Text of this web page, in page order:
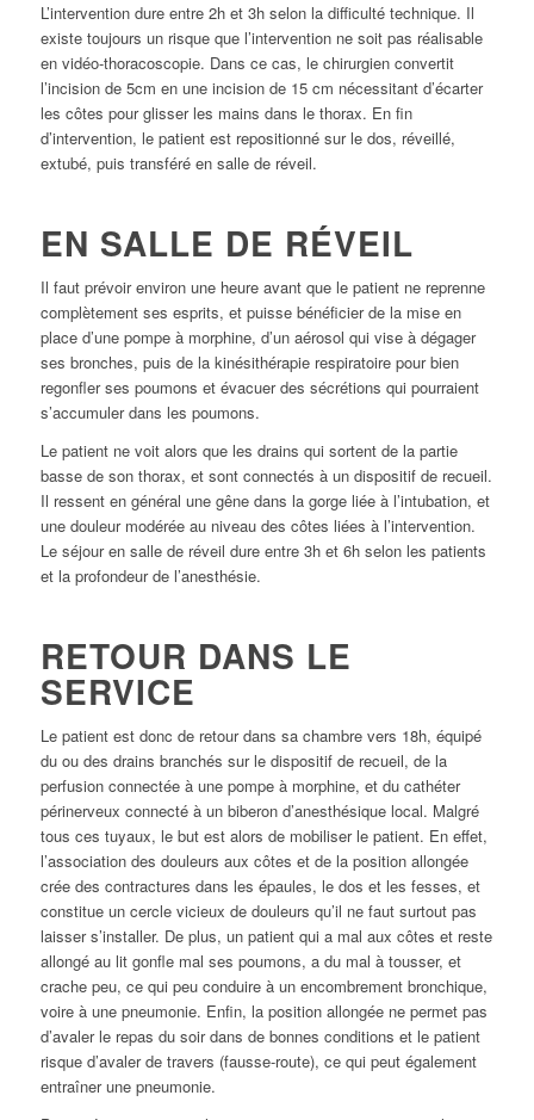
L’intervention dure entre 2h et 3h selon la difficulté technique. Il
existe toujours un risque que l’intervention ne soit pas réalisable
en vidéo-thoracoscopie. Dans ce cas, le chirurgien convertit
l’incision de 5cm en une incision de 15 cm nécessitant d’écarter
les côtes pour glisser les mains dans le thorax. En fin
d’intervention, le patient est repositionné sur le dos, réveillé,
extubé, puis transféré en salle de réveil.
EN SALLE DE RÉVEIL
Il faut prévoir environ une heure avant que le patient ne reprenne
complètement ses esprits, et puisse bénéficier de la mise en
place d’une pompe à morphine, d’un aérosol qui vise à dégager
ses bronches, puis de la kinésithérapie respiratoire pour bien
regonfler ses poumons et évacuer des sécrétions qui pourraient
s’accumuler dans les poumons.
Le patient ne voit alors que les drains qui sortent de la partie
basse de son thorax, et sont connectés à un dispositif de recueil.
Il ressent en général une gêne dans la gorge liée à l’intubation, et
une douleur modérée au niveau des côtes liées à l’intervention.
Le séjour en salle de réveil dure entre 3h et 6h selon les patients
et la profondeur de l’anesthésie.
RETOUR DANS LE
SERVICE
Le patient est donc de retour dans sa chambre vers 18h, équipé
du ou des drains branchés sur le dispositif de recueil, de la
perfusion connectée à une pompe à morphine, et du cathéter
périnerveux connecté à un biberon d’anesthésique local. Malgré
tous ces tuyaux, le but est alors de mobiliser le patient. En effet,
l’association des douleurs aux côtes et de la position allongée
crée des contractures dans les épaules, le dos et les fesses, et
constitue un cercle vicieux de douleurs qu’il ne faut surtout pas
laisser s’installer. De plus, un patient qui a mal aux côtes et reste
allongé au lit gonfle mal ses poumons, a du mal à tousser, et
crache peu, ce qui peu conduire à un encombrement bronchique,
voire à une pneumonie. Enfin, la position allongée ne permet pas
d’avaler le repas du soir dans de bonnes conditions et le patient
risque d’avaler de travers (fausse-route), ce qui peut également
entraîner une pneumonie.